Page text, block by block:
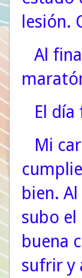
lesión.
Al
El día
Mi
bien.
subo
buena
sufrir y